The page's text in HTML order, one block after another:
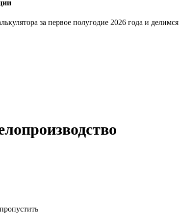
за первое полугодие 2026 года и делимся